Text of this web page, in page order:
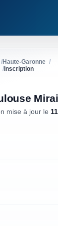
Haute-Garonne
Inscription
mise à jour le